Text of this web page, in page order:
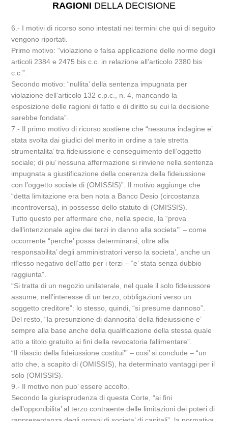
RAGIONI DELLA DECISIONE
6.- I motivi di ricorso sono intestati nei termini che qui di seguito
vengono riportati.
Primo motivo: “violazione e falsa applicazione delle norme degli
articoli 2384 e 2475 bis c.c. in relazione all’articolo 2380 bis
c.c.”.
Secondo motivo: “nullita’ della sentenza impugnata per
violazione dell’articolo 132 c.p.c., n. 4, mancando la
esposizione delle ragioni di fatto e di diritto su cui la decisione
sarebbe fondata”.
7.- Il primo motivo di ricorso sostiene che “nessuna indagine e’
stata svolta dai giudici del merito in ordine a tale stretta
strumentalita’ tra fideiussione e conseguimento dell’oggetto
sociale; di piu’ nessuna affermazione si rinviene nella sentenza
impugnata a giustificazione della coerenza della fideiussione
con l’oggetto sociale di (OMISSIS)”. Il motivo aggiunge che
“detta limitazione era ben nota a Banco Desio (circostanza
incontroversa), in possesso dello statuto di (OMISSIS).
Tutto questo per affermare che, nella specie, la “prova
dell’intenzionale agire dei terzi in danno alla societa’” – come
occorrente “perche’ possa determinarsi, oltre alla
responsabilita’ degli amministratori verso la societa’, anche un
riflesso negativo dell’atto per i terzi – “e’ stata senza dubbio
raggiunta”.
“Si tratta di un negozio unilaterale, nel quale il solo fideiussore
assume, nell’interesse di un terzo, obbligazioni verso un
soggetto creditore”: lo stesso, quindi, “si presume dannoso”.
Del resto, “la presunzione di dannosita’ della fideiussione e’
sempre alla base anche della qualificazione della stessa quale
atto a titolo gratuito ai fini della revocatoria fallimentare”.
“Il rilascio della fideiussione costitui'” – cosi’ si conclude – “un
atto che, a scapito di (OMISSIS), ha determinato vantaggi per il
solo (OMISSIS).
9.- Il motivo non puo’ essere accolto.
Secondo la giurisprudenza di questa Corte, “ai fini
dell’opponibilita’ al terzo contraente delle limitazioni dei poteri di